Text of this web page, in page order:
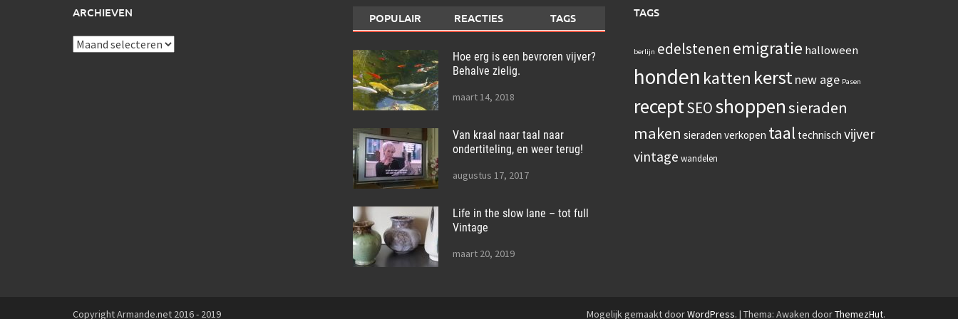
ARCHIEVEN
Archieven
POPULAIR REACTIES TAGS
Hoe erg is een bevroren vijver?
Behalve zielig.
maart 14, 2018
Van kraal naar taal naar
ondertiteling, en weer terug!
augustus 17, 2017
Life in the slow lane – tot full
Vintage
maart 20, 2019
TAGS
berlijn edelstenen emigratie halloween
honden katten kerstnew age Pasen
receptSEOshoppensieraden
maken sieraden verkopen taal technisch vijver
vintage wandelen
Copyright Armande.net 2016 - 2019 Mogelijk gemaakt doorWordPress. | Thema: Awaken doorThemezHut.